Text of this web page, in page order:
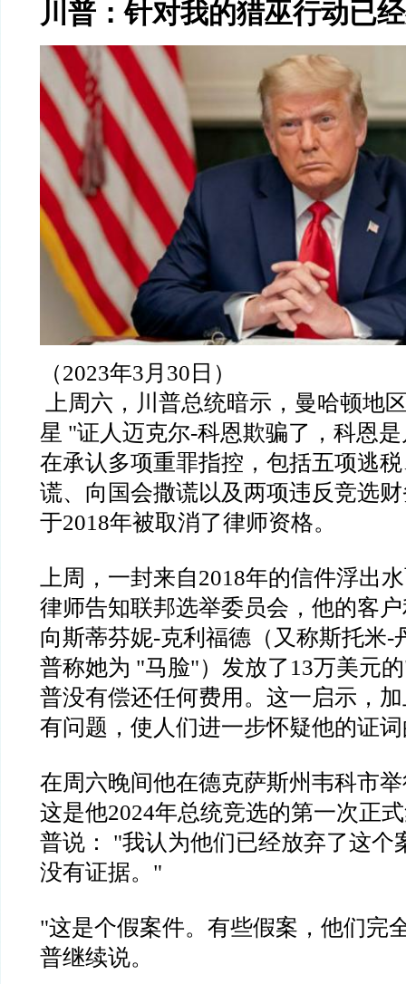
川普：针对我的猎巫行动已
（2023年3 月 30 日）
上周六，川普总统暗示，曼哈顿地
星 "证人迈克尔-科恩欺骗了，科恩
在承认多项重罪指控，包括五项逃
谎、向国会撒谎以及两项违反竞选
于2018年被取消了律师资格。
上周，一封来自2018年的信件浮出
律师告知联邦选举委员会，他的客
向斯蒂芬妮-克利福德（又称斯托米-
普称她为 "马脸"）发放了 13万美元的
普没有偿还任何费用。这一启示，
有问题，使人们进一步怀疑他的证
在周六晚间他在德克萨斯州韦科市
这是他2024年总统竞选的第一次正
普说：
"我认为他们已经放弃了这个
没有证据。 "
"这是个假案件。有些假案，他们完
普继续说。